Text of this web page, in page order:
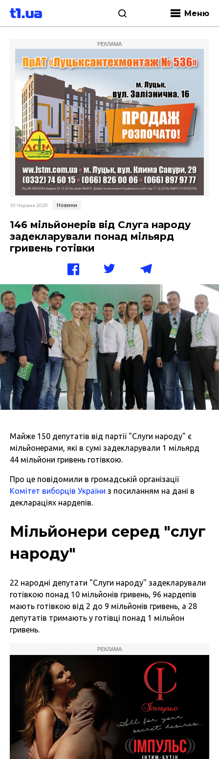
Меню
РЕКЛАМА
10 Червня 2020 Новини
146 мільйонерів від Слуга народу
задекларували понад мільярд
гривень готівки
Майже 150 депутатів від партії "Слуги народу" є
мільйонерами, які в сумі задекларували 1 мільярд
44 мільйони гривень готівкою.
Про це повідомили в громадській організації
Комітет виборців України з посиланням на дані в
деклараціях нардепів.
Мільйонери серед "слуг
народу"
22 народні депутати "Слуги народу" задекларували
готівкою понад 10 мільйонів гривень, 96 нардепів
мають готівкою від 2 до 9 мільйонів гривень, а 28
депутатів тримають у готівці понад 1 мільйон
гривень.
РЕКЛАМА